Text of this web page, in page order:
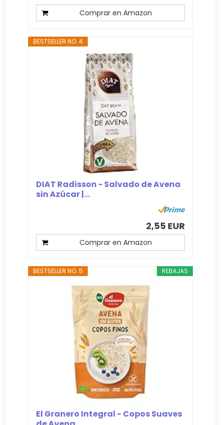
Comprar en Amazon
BESTSELLER NO. 4
DIAT Radisson - Salvado de Avena
sin Azúcar |...
2,55 EUR
Comprar en Amazon
REBAJAS
BESTSELLER NO. 5
El Granero Integral - Copos Suaves